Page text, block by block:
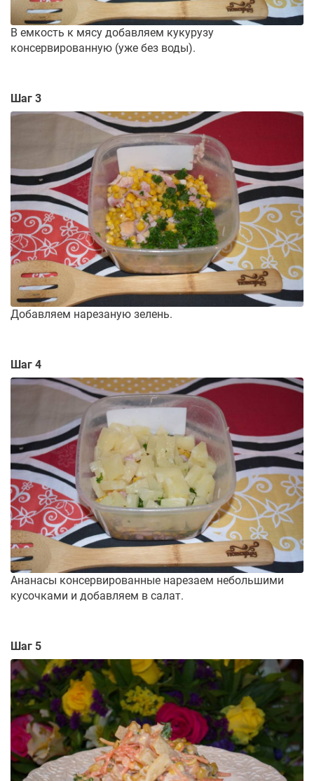
В емкость к мясу добавляем кукурузу
консервированную (уже без воды).
Шаг 3
Добавляем нарезаную зелень.
Шаг 4
Ананасы консервированные нарезаем небольшими
кусочками и добавляем в салат.
Шаг 5